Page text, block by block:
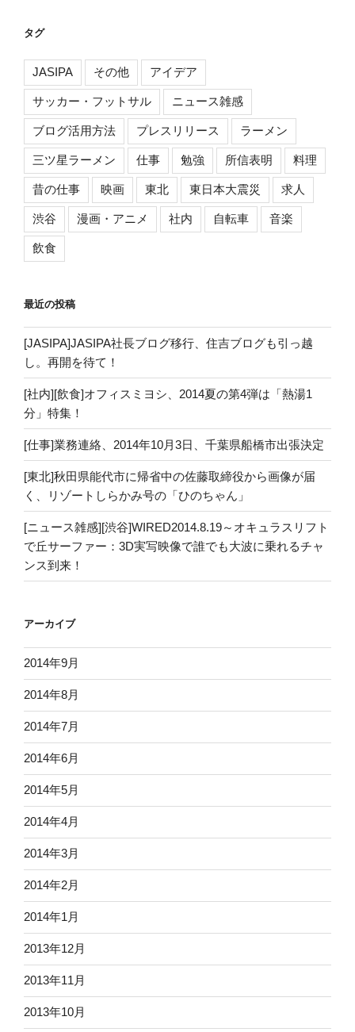
タグ
JASIPA その他 アイデア
サッカー・フットサル ニュース雑感
ブログ活用方法 プレスリリース ラーメン
三ツ星ラーメン 仕事 勉強 所信表明 料理
昔の仕事 映画 東北 東日本大震災 求人
渋谷 漫画・アニメ 社内 自転車 音楽
飲食
最近の投稿
[JASIPA]JASIPA社長ブログ移行、住吉ブログも引っ越
し。再開を待て！
[社内][飲食]オフィスミヨシ、2014夏の第4弾は「熱湯1
分」特集！
[仕事]業務連絡、2014年10月3日、千葉県船橋市出張決定
[東北]秋田県能代市に帰省中の佐藤取締役から画像が届
く、リゾートしらかみ号の「ひのちゃん」
[ニュース雑感][渋谷]WIRED2014.8.19～オキュラスリフト
で丘サーファー：3D実写映像で誰でも大波に乗れるチャ
ンス到来！
アーカイブ
2014年9月
2014年8月
2014年7月
2014年6月
2014年5月
2014年4月
2014年3月
2014年2月
2014年1月
2013年12月
2013年11月
2013年10月